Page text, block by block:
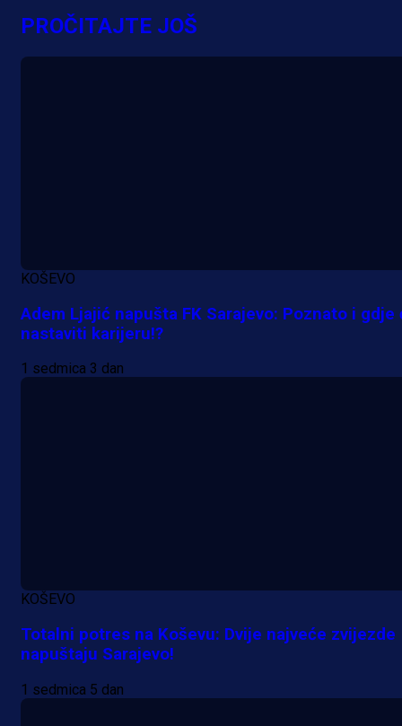
Njegova objava dolazi u veoma
zanimljivom trenutku!
PROČITAJTE JOŠ
KOŠEVO
Adem Ljajić napušta FK Sarajevo: Poznato i gdje
nastaviti karijeru!?
1 sedmica 3 dan
KOŠEVO
Totalni potres na Koševu: Dvije najveće zvijezde
napuštaju Sarajevo!
1 sedmica 5 dan